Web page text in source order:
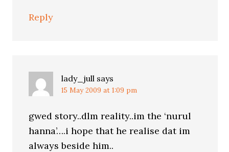
Reply
lady_jull says
15 May 2009 at 1:09 pm
gwed story..dlm reality..im the ‘nurul
hanna’….i hope that he realise dat im
always beside him..